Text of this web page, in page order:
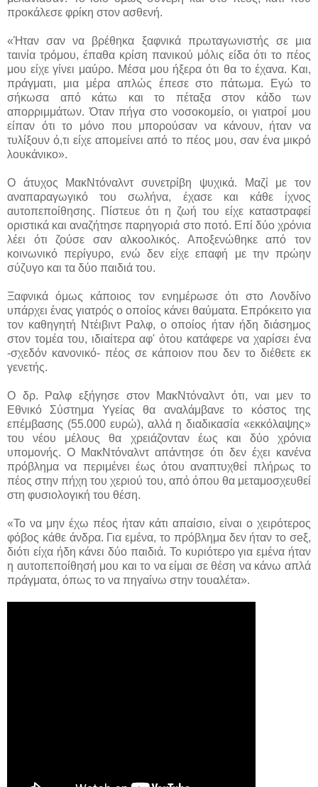
προκάλεσε φρίκη στον ασθενή.
«Ήταν σαν να βρέθηκα ξαφνικά πρωταγωνιστής σε μια
ταινία τρόμου, έπαθα κρίση πανικού μόλις είδα ότι το πέος
μου είχε γίνει μαύρο. Μέσα μου ήξερα ότι θα το έχανα. Και,
πράγματι, μια μέρα απλώς έπεσε στο πάτωμα. Εγώ το
σήκωσα από κάτω και το πέταξα στον κάδο των
απορριμμάτων. Όταν πήγα στο νοσοκομείο, οι γιατροί μου
είπαν ότι το μόνο που μπορούσαν να κάνουν, ήταν να
τυλίξουν ό,τι είχε απομείνει από το πέος μου, σαν ένα μικρό
λουκάνικο».
Ο άτυχος ΜακΝτόναλντ συνετρίβη ψυχικά. Μαζί με τον
αναπαραγωγικό του σωλήνα, έχασε και κάθε ίχνος
αυτοπεποίθησης. Πίστευε ότι η ζωή του είχε καταστραφεί
οριστικά και αναζήτησε παρηγοριά στο ποτό. Επί δύο χρόνια
λέει ότι ζούσε σαν αλκοολικός. Αποξενώθηκε από τον
κοινωνικό περίγυρο, ενώ δεν είχε επαφή με την πρώην
σύζυγο και τα δύο παιδιά του.
Ξαφνικά όμως κάποιος τον ενημέρωσε ότι στο Λονδίνο
υπάρχει ένας γιατρός ο οποίος κάνει θαύματα. Επρόκειτο για
τον καθηγητή Ντέιβιντ Ραλφ, ο οποίος ήταν ήδη διάσημος
στον τομέα του, ιδιαίτερα αφ' ότου κατάφερε να χαρίσει ένα
-σχεδόν κανονικό- πέος σε κάποιον που δεν το διέθετε εκ
γενετής.
Ο δρ. Ραλφ εξήγησε στον ΜακΝτόναλντ ότι, ναι μεν το
Εθνικό Σύστημα Υγείας θα αναλάμβανε το κόστος της
επέμβασης (55.000 ευρώ), αλλά η διαδικασία «εκκόλαψης»
του νέου μέλους θα χρειάζονταν έως και δύο χρόνια
υπομονής. Ο ΜακΝτόναλντ απάντησε ότι δεν έχει κανένα
πρόβλημα να περιμένει έως ότου αναπτυχθεί πλήρως το
πέος στην πήχη του χεριού του, από όπου θα μεταμοσχευθεί
στη φυσιολογική του θέση.
«Το να μην έχω πέος ήταν κάτι απαίσιο, είναι ο χειρότερος
φόβος κάθε άνδρα. Για εμένα, το πρόβλημα δεν ήταν το σeξ,
διότι είχα ήδη κάνει δύο παιδιά. Το κυριότερο για εμένα ήταν
η αυτοπεποίθησή μου και το να είμαι σε θέση να κάνω απλά
πράγματα, όπως το να πηγαίνω στην τουαλέτα».